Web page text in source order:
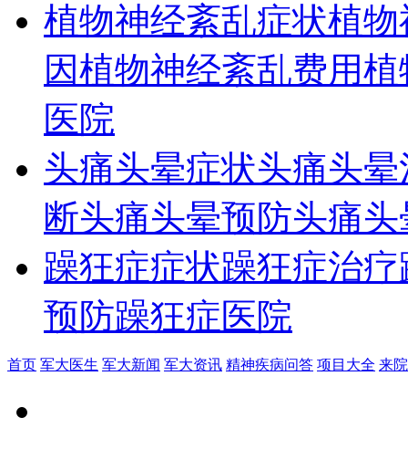
植物神经紊乱症状植物
因植物神经紊乱费用植
医院
头痛头晕症状头痛头
断头痛头晕预防头痛
躁狂症症状躁狂症治疗
预防躁狂症医院
首页 军大医生 军大新闻 军大资讯 精神疾病问答 项目大全 来